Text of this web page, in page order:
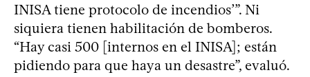
INISA tiene protocolo de incendios’”. Ni
siquiera tienen habilitación de bomberos.
“Hay casi 500 [internos en el INISA]; están
pidiendo para que haya un desastre”, evaluó.